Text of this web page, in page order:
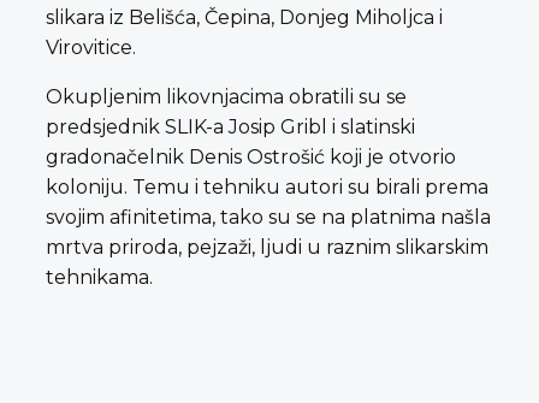
slikara iz Belišća, Čepina, Donjeg Miholjca i
Virovitice.
Okupljenim likovnjacima obratili su se
predsjednik SLIK-a Josip Gribl i slatinski
gradonačelnik Denis Ostrošić koji je otvorio
koloniju. Temu i tehniku autori su birali prema
svojim afinitetima, tako su se na platnima našla
mrtva priroda, pejzaži, ljudi u raznim slikarskim
tehnikama.